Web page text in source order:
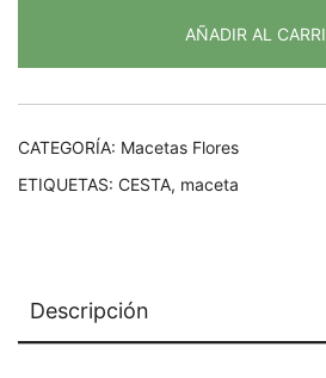
AÑADIR AL
CATEGORÍA: Macetas Flores
ETIQUETAS: CESTA, maceta
Descripción